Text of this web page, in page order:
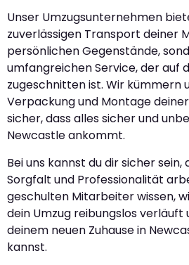
Unser Umzugsunternehmen
zuverlässigen Transport deiner
persönlichen Gegenstände,
umfangreichen Service, der auf
zugeschnitten ist. Wir kümmern
Verpackung und Montage
sicher, dass alles sicher und
Newcastle ankommt.
Bei uns kannst du dir sicher
Sorgfalt und Professionalität
geschulten Mitarbeiter wissen,
dein Umzug reibungslos verläuft
deinem neuen Zuhause in
kannst.